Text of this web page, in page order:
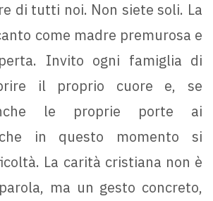
di tutti noi. Non siete soli. La
come madre premurosa e
Invito ogni famiglia di
il proprio cuore e, se
le proprie porte ai
che in questo momento si
La carità cristiana non è
ma un gesto concreto,